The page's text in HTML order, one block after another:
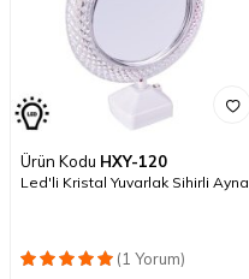
Ürün Kodu HXY-120
Led'li Kristal Yuvarlak Sihirli Ayna
(1 Yorum)